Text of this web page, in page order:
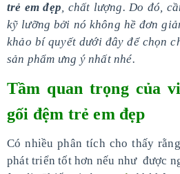
trẻ em đẹp, chất lượng. Do đó,
kỹ lưỡng bởi nó không hề đơn
khảo bí quyết dưới đây để chọn
sản phẩm ưng ý nhất nhé.
Tầm quan trọng của
gối đệm trẻ em đẹp
Có nhiều phân tích cho thấy
phát triển tốt hơn nếu như được